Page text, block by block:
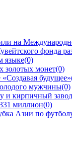
на
фонда
языке(0)
золотых монет(0)
будущее»
мужчины(0)
и кирпичный завод
миллион(0)
Азии по